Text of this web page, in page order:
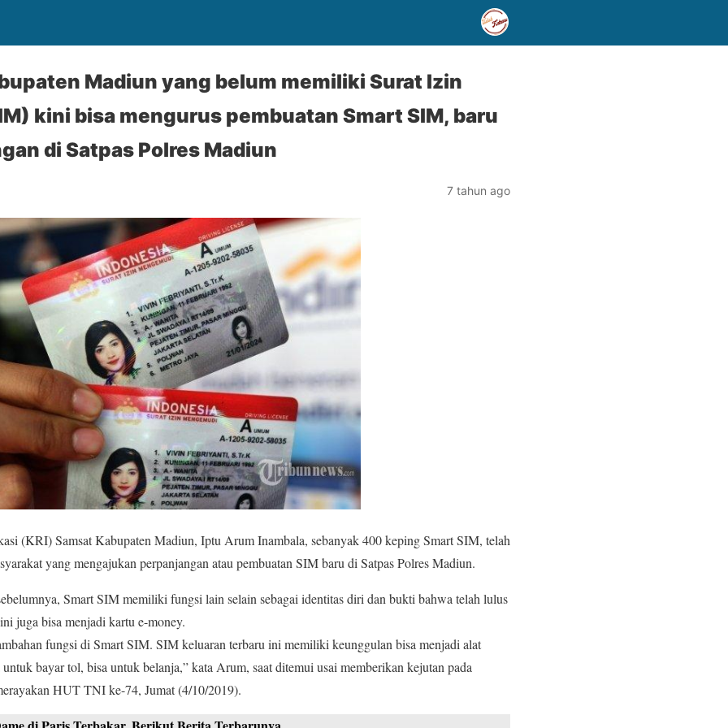
Madiun yang belum memiliki Surat Izin
kini bisa mengurus pembuatan Smart SIM, baru
di Satpas Polres Madiun
7 tahun ago
(KRI) Samsat Kabupaten Madiun, Iptu Arum Inambala, sebanyak 400 keping Smart SIM, telah
yang mengajukan perpanjangan atau pembuatan SIM baru di Satpas Polres Madiun.
Smart SIM memiliki fungsi lain selain sebagai identitas diri dan bukti bahwa telah lulus
juga bisa menjadi kartu e-money.
fungsi di Smart SIM. SIM keluaran terbaru ini memiliki keunggulan bisa menjadi alat
bayar tol, bisa untuk belanja,” kata Arum, saat ditemui usai memberikan kejutan pada
HUT TNI ke-74, Jumat (4/10/2019).